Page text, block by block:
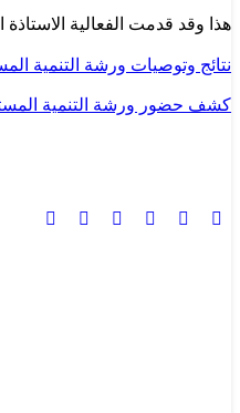
هذا وقد قدمت الفعالية
نتائج وتوصيات ورشة التنمية
كشف حضور ورشة التنمية